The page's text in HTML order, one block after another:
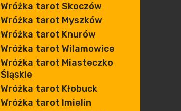
Wróżka tarot Skoczów
Wróżka tarot Myszków
Wróżka tarot Knurów
Wróżka tarot Wilamowice
Wróżka tarot Miasteczko
Śląskie
Wróżka tarot Kłobuck
Wróżka tarot Imielin